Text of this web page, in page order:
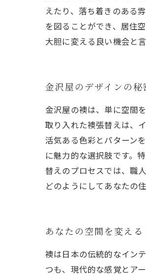
えたり、落ち着きのある
を図ることができ、居住
大胆に変える良い機会と
金沢屋のデザインの
金沢屋の襖は、単に空間
取り入れた襖張替えは、
活気ある色彩とパターン
に魅力的な選択肢です。
替えのプロセスでは、職
どのようにしてあなたの
あなたの空間を変え
襖は日本の伝統的なイン
つも、現代的な感覚とア